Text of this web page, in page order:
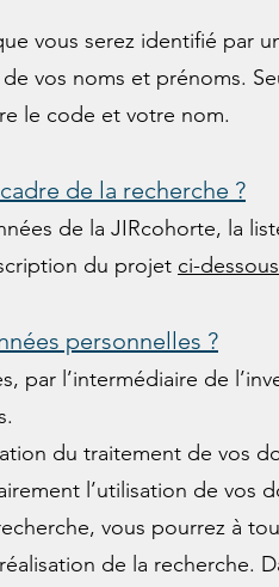
vous serez identifié par
vos noms et prénoms.
le code et votre nom.
de la recherche ?
de la JIRcohorte, la
du projet ci-dessous
personnelles ?
par l’intermédiaire de
du traitement de vos
l’utilisation de vos
vous pourrez à
de la recherche.